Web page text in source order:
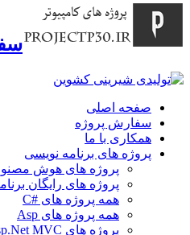
صفحه اصلی
سفارش پروژه
همکاری با ما
پروژه های برنامه نویسی
پروژه های هوش
پروژه های رایگان
همه پروژه های #C
همه پروژه های Asp
پروژه های Asp.Net MVC